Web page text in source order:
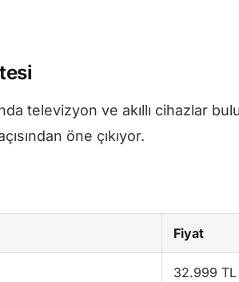
televizyon ve akıllı cihazlar
öne çıkıyor.
Fiyat
32.999 TL